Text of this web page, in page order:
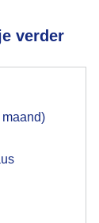
verder
maand)
het
gegeven,
waarin